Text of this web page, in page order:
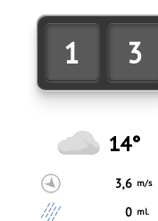
1 3
14°
3,6 m/s
0 ml.